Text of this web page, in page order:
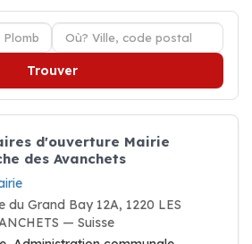
Trouver
d'ouverture Mairie
des Avanchets
du Grand Bay 12A, 1220 LES
— Suisse